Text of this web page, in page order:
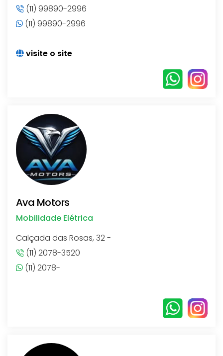
(11) 99890-2996
(11) 99890-2996
visite o site
Ava Motors
Mobilidade Elétrica
Calçada das Rosas, 32 -
(11) 2078-3520
(11) 2078-